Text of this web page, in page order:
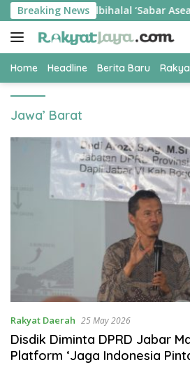
Skip
to
content
Breaking News
Halalbihalal ‘Sabar Asean’
Home Headline Berita Baru
Jawa’ Barat
Rakyat Daerah 25 May 2026
Disdik Diminta DPRD Jabar
Platform ‘Jaga Indonesia